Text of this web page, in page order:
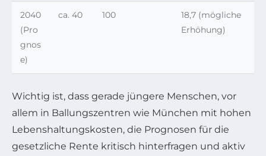
2040
(Pro
gnos
e)
ca. 40 100
18,7 (mögliche
Erhöhung)
Wichtig ist, dass gerade jüngere Menschen, vor
allem in Ballungszentren wie München mit hohen
Lebenshaltungskosten, die Prognosen für die
gesetzliche Rente kritisch hinterfragen und aktiv